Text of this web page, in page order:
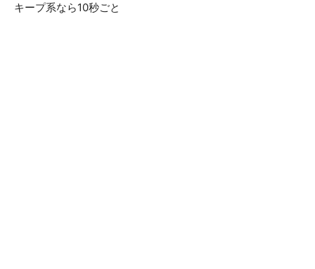
キープ系なら10秒ごと